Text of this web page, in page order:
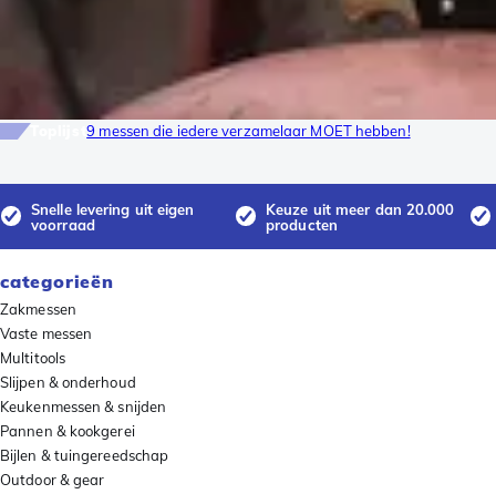
Toplijst9 messen die iedere verzamelaar MOET hebben!
Snelle levering uit eigen
voorraad
Keuze uit meer dan 20.000
producten
categorieën
Zakmessen
Vaste messen
Multitools
Slijpen & onderhoud
Keukenmessen & snijden
Pannen & kookgerei
Bijlen & tuingereedschap
Outdoor & gear